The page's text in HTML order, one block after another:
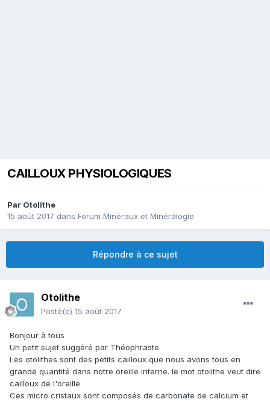
CAILLOUX PHYSIOLOGIQUES
Par Otolithe
15 août 2017 dans Forum Minéraux et Minéralogie
Répondre à ce sujet
Otolithe
Posté(e) 15 août 2017
Bonjour à tous
Un petit sujet suggéré par Théophraste
Les otolithes sont des petits cailloux que nous avons tous en
grande quantité dans notre oreille interne. le mot otolithe veut dire
cailloux de l'oreille
Ces micro cristaux sont composés de carbonate de calcium et